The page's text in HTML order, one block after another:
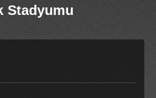
Stadyumu